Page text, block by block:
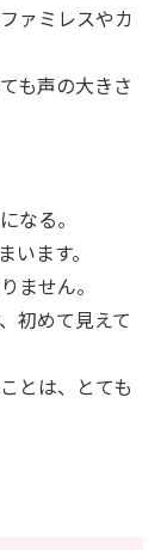
ァミレスやカ
も声の大きさ
なる。
ます。
ません。
初めて見えて
とは、とても